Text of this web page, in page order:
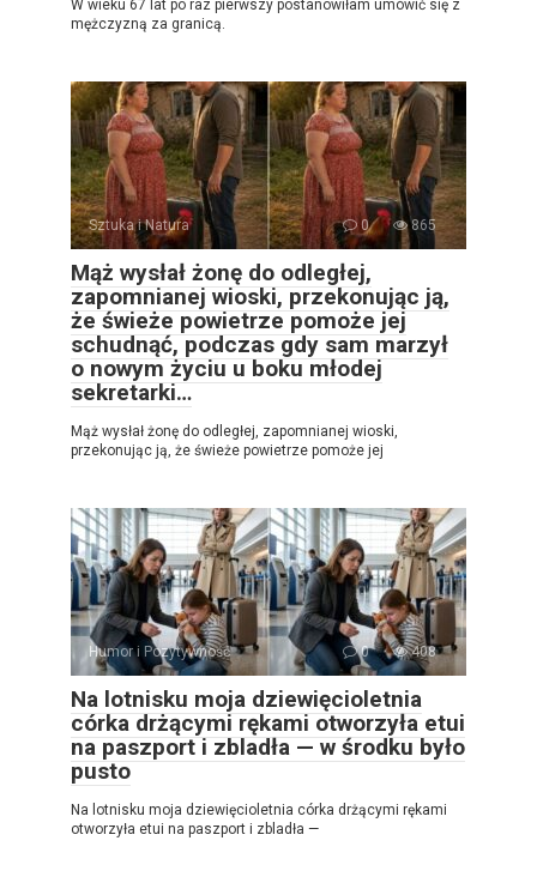
W wieku 67 lat po raz pierwszy postanowiłam umówić się z
mężczyzną za granicą.
Sztuka i Natura 0 865
Mąż wysłał żonę do odległej,
zapomnianej wioski, przekonując ją,
że świeże powietrze pomoże jej
schudnąć, podczas gdy sam marzył
o nowym życiu u boku młodej
sekretarki…
Mąż wysłał żonę do odległej, zapomnianej wioski,
przekonując ją, że świeże powietrze pomoże jej
Humor i Pozytywność 0 408
Na lotnisku moja dziewięcioletnia
córka drżącymi rękami otworzyła etui
na paszport i zbladła — w środku było
pusto
Na lotnisku moja dziewięcioletnia córka drżącymi rękami
otworzyła etui na paszport i zbladła —